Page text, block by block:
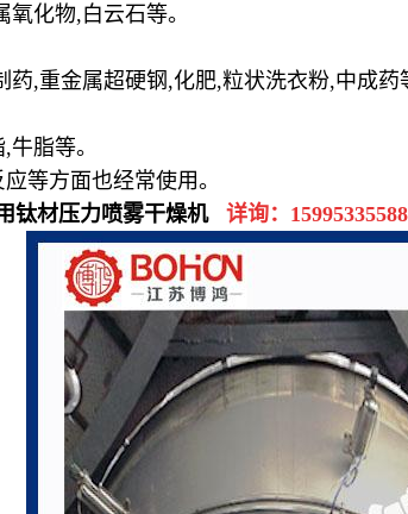
氧化物, 白云石等。
药,重金属超硬钢,化肥,粒状洗衣粉,中成药
,牛脂等。
等方面也经常使用。
钛材压力喷雾干燥机
详询： 15995335588